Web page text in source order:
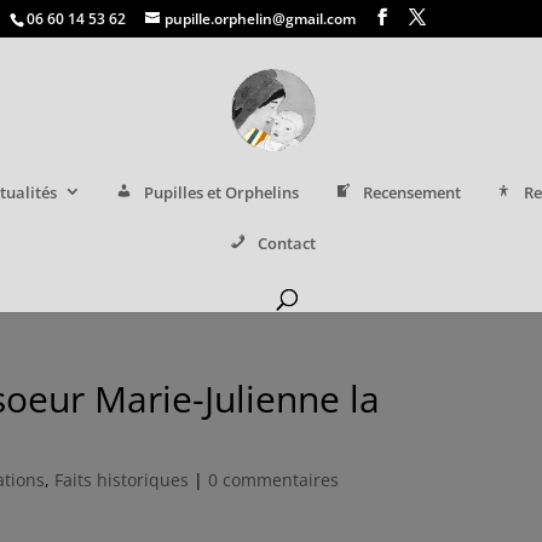
06 60 14 53 62 pupille.orphelin@gmail.com
Pupilles et Orphelins Recensement
Contact
Marie-Julienne la
, Faits historiques | 0 commentaires